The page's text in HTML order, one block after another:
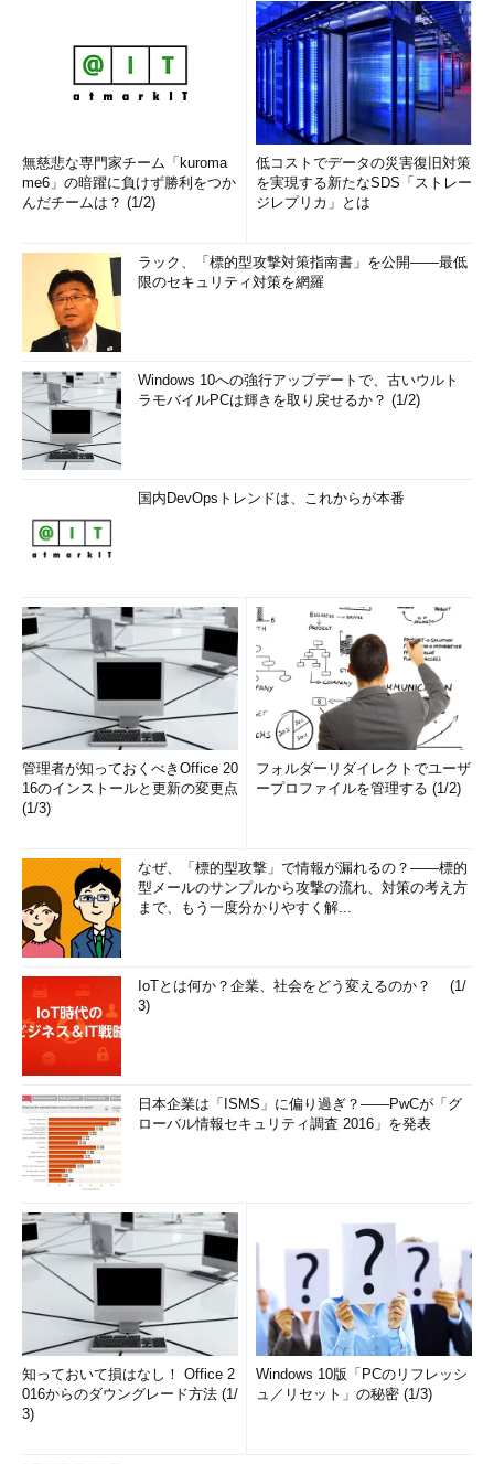
無慈悲な専門家チーム「kuroma
me6」の暗躍に負けず勝利をつか
んだチームは？ (1/2)
低コストでデータの災害復旧対策
を実現する新たなSDS「ストレー
ジレプリカ」とは
ラック、「標的型攻撃対策指南書」を公開――最低
限のセキュリティ対策を網羅
Windows 10への強行アップデートで、古いウルト
ラモバイルPCは輝きを取り戻せるか？ (1/2)
国内DevOpsトレンドは、これからが本番
管理者が知っておくべきOffice 20
16のインストールと更新の変更点
(1/3)
フォルダーリダイレクトでユーザ
ープロファイルを管理する (1/2)
なぜ、「標的型攻撃」で情報が漏れるの？――標的
型メールのサンプルから攻撃の流れ、対策の考え方
まで、もう一度分かりやすく解...
IoTとは何か？企業、社会をどう変えるのか？ (1/
3)
日本企業は「ISMS」に偏り過ぎ？――PwCが「グ
ローバル情報セキュリティ調査 2016」を発表
知っておいて損はなし！ Office 2
016からのダウングレード方法 (1/
3)
Windows 10版「PCのリフレッシ
ュ／リセット」の秘密 (1/3)